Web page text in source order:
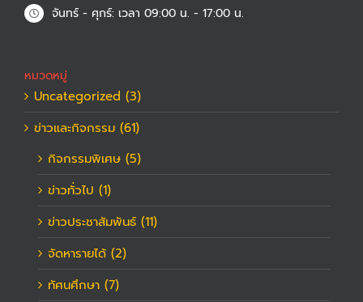
จันทร์ - ศุกร์: เวลา 09:00 น. - 17:00 น.
หมวดหมู่
Uncategorized (3)
ข่าวและกิจกรรม (61)
กิจกรรมพิเศษ (5)
ข่าวทั่วไป (1)
ข่าวประชาสัมพันธ์ (11)
จัดหารายได้ (2)
ทัศนศึกษา (7)